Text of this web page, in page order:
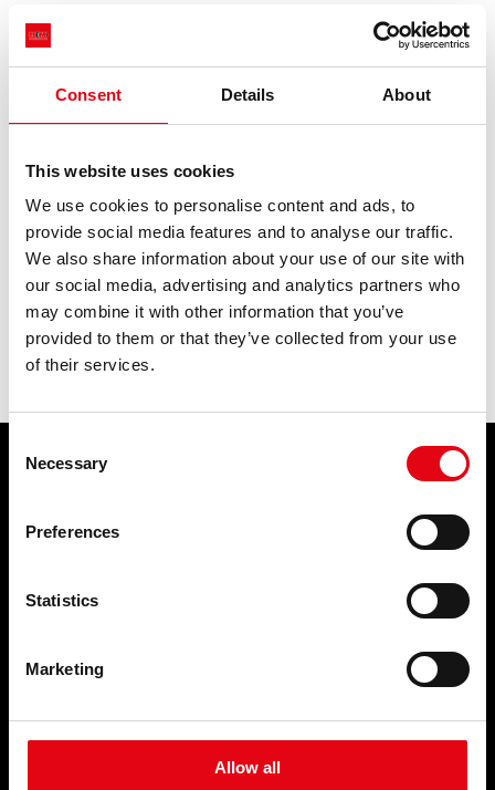
Consent Details About
This website uses cookies
We use cookies to personalise content and ads, to
provide social media features and to analyse our traffic.
We also share information about your use of our site with
our social media, advertising and analytics partners who
may combine it with other information that you’ve
provided to them or that they’ve collected from your use
of their services.
Selection
Necessary
Preferences
Statistics
Marketing
Allow all
КОНТАКТЫ
23.06.2020
В 1983 году Raccorderie Metalliche, уже
представленная на всей территории Италии,
рынках.
В этом же году начинается эра доменов .com, .org
и .it!
предыдущий:это 1985, когда ...
следующий:это 1983, когда ...
основные моменты
Пресс-фитинги
СОБЫТИЯ И
События и новости
КОМПАНИЯ
Наши обязательства
Сеть надежных партнеров
FAQ